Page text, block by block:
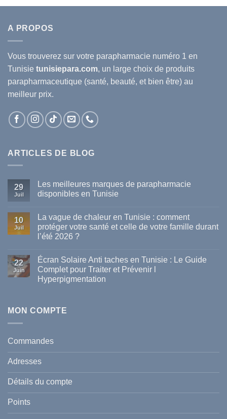
A PROPOS
Vous trouverez sur votre parapharmacie numéro 1 en
Tunisie tunisiepara.com, un large choix de produits
parapharmaceutique (santé, beauté, et bien être) au
meilleur prix.
ARTICLES DE BLOG
29
Juil
Les meilleures marques de parapharmacie
disponibles en Tunisie
sur
meilleures
marques
disponibles
en
Tunisie
10
Juil
La vague de chaleur en Tunisie : comment
protéger votre santé et celle de votre famille durant
l’été 2026 ?
sur
La
vague
de
comment
et
celle
de
votre
famille
durant
l’été
2026
?
22
Juin
Écran Solaire Anti taches en Tunisie : Le Guide
Complet pour Traiter et Prévenir l
Hyperpigmentation
Écran
Tunisie
Guide
Traiter
Prévenir
MON COMPTE
Commandes
Adresses
Détails du compte
Points